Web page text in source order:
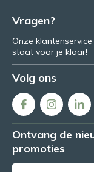
Vragen?
Onze
staat voor je klaar!
Volg ons
Ontvang de
promoties